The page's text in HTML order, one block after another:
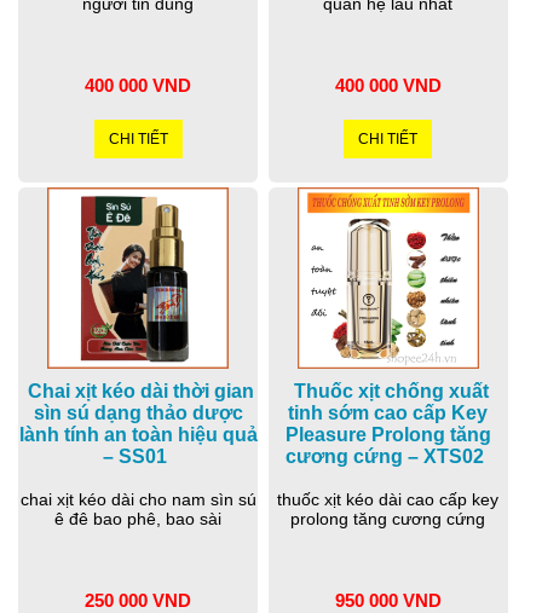
400 000 VND
CHI TIẾT
400 000 VND
CHI TIẾT
Chai xịt kéo dài thời gian
sìn sú dạng thảo dược
lành tính an toàn hiệu quả
– SS01
chai xịt kéo dài cho nam sìn sú
ê đê bao phê, bao sài
250 000 VND
Thuốc xịt chống xuất
tinh sớm cao cấp Key
Pleasure Prolong tăng
cương cứng – XTS02
thuốc xịt kéo dài cao cấp key
prolong tăng cương cứng
950 000 VND